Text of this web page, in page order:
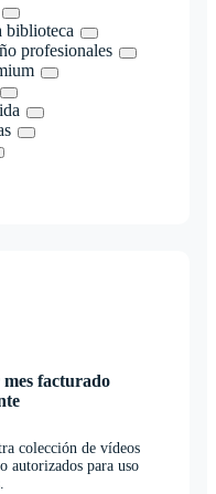
biblioteca
profesionales
facturado
colección de vídeos
autorizados para uso